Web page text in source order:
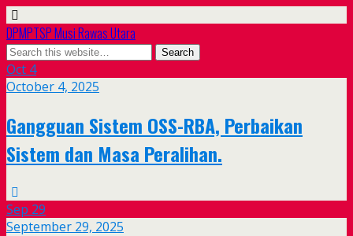
DPMPTSP Musi Rawas Utara
Oct 4
October 4, 2025
Gangguan Sistem OSS-RBA, Perbaikan
Sistem dan Masa Peralihan.
Sep 29
September 29, 2025